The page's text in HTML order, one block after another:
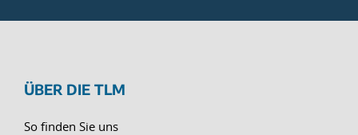
ÜBER DIE TLM
So finden Sie uns